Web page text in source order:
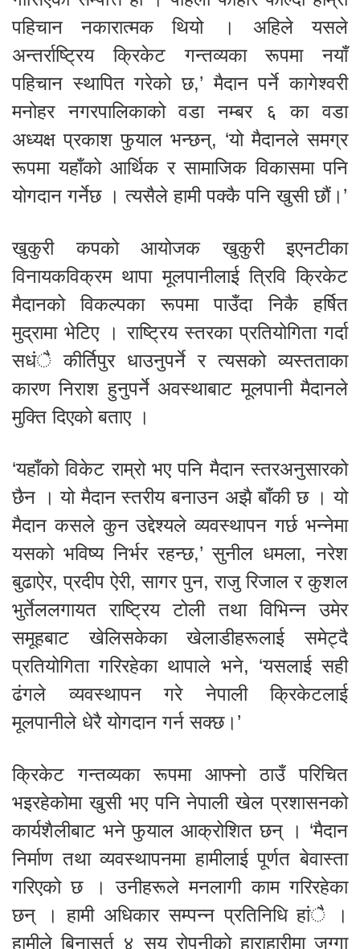
पहिचान नकारात्मक थियो । अहिले यसले
अन्तर्राष्ट्रिय क्रिकेट गन्तव्यका रूपमा नयाँ
पहिचान स्थापित गरेको छ,’ मैदान पर्ने कागेश्वरी
मनोहर नगरपालिकाको वडा नम्बर ६ का वडा
अध्यक्ष प्रकाश फुयाल भन्छन्, ‘यो मैदानले समग्र
रूपमा यहाँको आर्थिक र सामाजिक विकासमा पनि
योगदान गर्नेछ । त्यसैले हामी पक्कै पनि खुसी छौं।’
खुकुरी कपको आयोजक खुकुरी इएनटीका
विनायकविक्रम थापा मूलपानीलाई त्रिवि क्रिकेट
मैदानको विकल्पका रूपमा पाउँदा निकै हर्षित
मुद्रामा भेटिए । राष्ट्रिय स्तरका प्रतियोगिता गर्दा
सधंै कीर्तिपुर धाउनुपर्ने र त्यसको व्यस्तताका
कारण निराश हुनुपर्ने अवस्थाबाट मूलपानी मैदानले
मुक्ति दिएको बताए ।
‘यहाँको विकेट राम्रो भए पनि मैदान स्तरअनुसारको
छैन । यो मैदान स्तरीय बनाउन अझै बाँकी छ । यो
मैदान कसले कुन उद्देश्यले व्यवस्थापन गर्छ भन्नेमा
यसको भविष्य निर्भर रहन्छ,’ सुनील धमला, नरेश
बुढाऐर, प्रदीप ऐरी, सागर पुन, राजु रिजाल र कुशल
भुर्तेललगायत राष्ट्रिय टोली तथा विभिन्न उमेर
समूहबाट खेलिसकेका खेलाडीहरूलाई समेट्दै
प्रतियोगिता गरिरहेका थापाले भने, ‘यसलाई सही
ढंगले व्यवस्थापन गरे नेपाली क्रिकेटलाई
मूलपानीले धेरै योगदान गर्न सक्छ।’
क्रिकेट गन्तव्यका रूपमा आफ्नो ठाउँ परिचित
भइरहेकोमा खुसी भए पनि नेपाली खेल प्रशासनको
कार्यशैलीबाट भने फुयाल आक्रोशित छन् । ‘मैदान
निर्माण तथा व्यवस्थापनमा हामीलाई पूर्णत बेवास्ता
गरिएको छ । उनीहरूले मनलागी काम गरिरहेका
छन् । हामी अधिकार सम्पन्न प्रतिनिधि हांै ।
हामीले बिनासर्त ४ सय रोपनीको हाराहारीमा जग्गा